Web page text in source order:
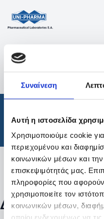
Συναίνεση
Αυτή η ιστοσελίδα
Χρησιμοποιούμε cookie
περιεχομένου και
κοινωνικών μέσων και
επισκεψιμότητάς μας.
πληροφορίες που
χρησιμοποιείτε τον
κοινωνικών μέσων,
οποίοι ενδεχομένως να
ΠΡΟΪΟΝΤΑ
ΘΕΡΑΠΕΥΤΙΚΈΣ
ΑΠΟΤΕΛΕΣΜΑΤΑ
Θεραπευτικές
Φίλτρα
Δεν